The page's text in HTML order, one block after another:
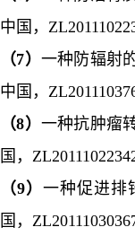
中国，
（7） 一种防辐射
中国，
（8） 一种抗肿瘤
国，
（9）一种促进排
国，